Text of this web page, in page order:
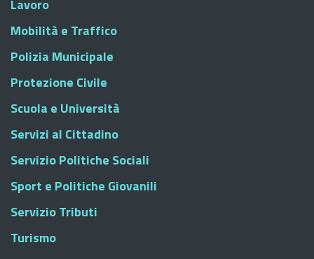
Lavoro
Mobilità e Traffico
Polizia Municipale
Protezione Civile
Scuola e Università
Servizi al Cittadino
Servizio Politiche Sociali
Sport e Politiche Giovanili
Servizio Tributi
Turismo